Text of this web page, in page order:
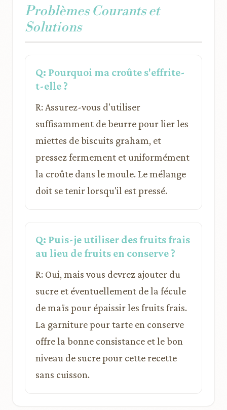
Problèmes Courants et
Solutions
Q: Pourquoi ma croûte s'effrite-
t-elle ?
R: Assurez-vous d'utiliser
suffisamment de beurre pour lier les
miettes de biscuits graham, et
pressez fermement et uniformément
la croûte dans le moule. Le mélange
doit se tenir lorsqu'il est pressé.
Q: Puis-je utiliser des fruits frais
au lieu de fruits en conserve ?
R: Oui, mais vous devrez ajouter du
sucre et éventuellement de la fécule
de maïs pour épaissir les fruits frais.
La garniture pour tarte en conserve
offre la bonne consistance et le bon
niveau de sucre pour cette recette
sans cuisson.